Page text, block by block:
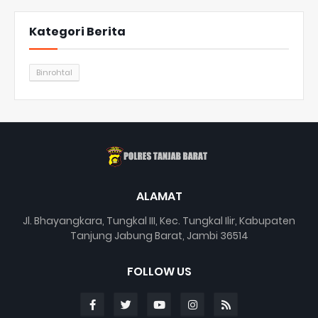
Kategori Berita
Binrohtal
ALAMAT
Jl. Bhayangkara, Tungkal III, Kec. Tungkal Ilir, Kabupaten
Tanjung Jabung Barat, Jambi 36514
FOLLOW US